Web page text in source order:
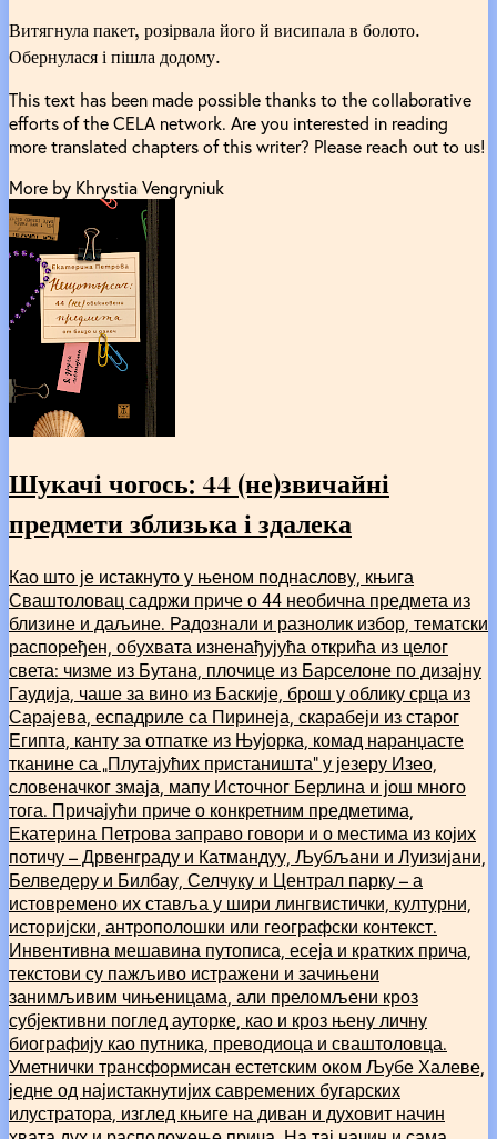
Витягнула пакет, розірвала його й висипала в болото.
Обернулася і пішла додому.
This text has been made possible thanks to the collaborative
efforts of the CELA network. Are you interested in reading
more translated chapters of this writer? Please reach out to us!
More by Khrystia Vengryniuk
Шукачі чогось: 44 (не)звичайні
предмети зблизька і здалека
Као што је истакнуто у њеном поднаслову, књига
Сваштоловац садржи приче о 44 необична предмета из
близине и даљине. Радознали и разнолик избор, тематски
распоређен, обухвата изненађујућа открића из целог
света: чизме из Бутана, плочице из Барселоне по дизајну
Гаудија, чаше за вино из Баскије, брош у облику срца из
Сарајева, еспадриле са Пиринеја, скарабеји из старог
Египта, канту за отпатке из Њујорка, комад наранџасте
тканине са „Плутајућих пристаништа“ у језеру Изео,
словеначког змаја, мапу Источног Берлина и још много
тога. Причајући приче о конкретним предметима,
Екатерина Петрова заправо говори и о местима из којих
потичу – Дрвенграду и Катмандуу, Љубљани и Луизијани,
Белведеру и Билбау, Селчуку и Централ парку – а
истовремено их ставља у шири лингвистички, културни,
историјски, антрополошки или географски контекст.
Инвентивна мешавина путописа, есеја и кратких прича,
текстови су пажљиво истражени и зачињени
занимљивим чињеницама, али преломљени кроз
субјективни поглед ауторке, као и кроз њену личну
биографију као путника, преводиоца и сваштоловца.
Уметнички трансформисан естетским оком Љубе Халеве,
једне од најистакнутијих савремених бугарских
илустратора, изглед књиге на диван и духовит начин